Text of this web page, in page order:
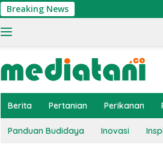
Breaking News
Berita Pertanian Perikanan
Panduan Budidaya Inovasi